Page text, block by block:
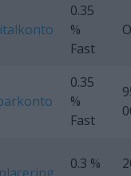
0.35
%
Fast
0.35
%
Fast
0.3 %